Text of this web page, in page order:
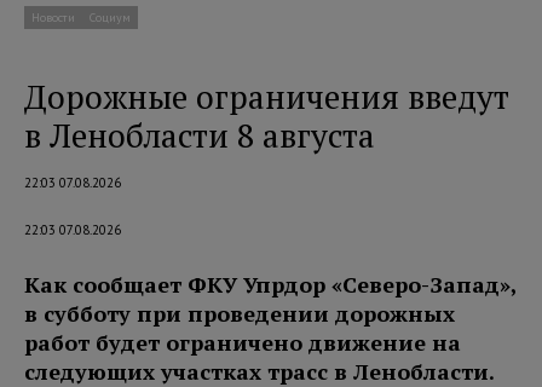
Новости Социум
Дорожные ограничения введут
в Ленобласти 8 августа
22:03 07.08.2026
22:03 07.08.2026
Как сообщает ФКУ Упрдор «Северо-Запад»,
в субботу при проведении дорожных
работ будет ограничено движение на
следующих участках трасс в Ленобласти.